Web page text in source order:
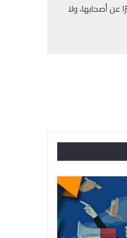
عن أصحابها، ولا